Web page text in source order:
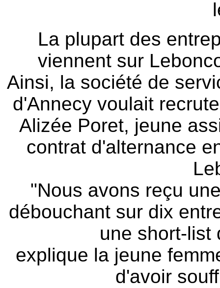
La plupart des
viennent sur
Ainsi, la société de
d'Annecy voulait
Alizée Poret, jeune
contrat d'alternance
"Nous avons reçu
débouchant sur dix
une short-list
explique la jeune
d'avoir